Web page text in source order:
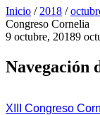
Inicio / 2018 /
Congreso Cornelia
9 octubre, 20189
Navegación
XIII Congreso